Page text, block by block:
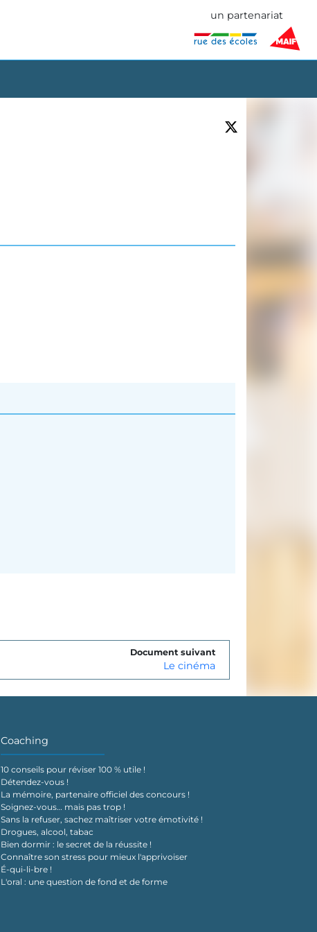
un partenariat
Document suivant
Le cinéma
Coaching
10 conseils pour réviser 100 % utile !
Détendez-vous !
La mémoire, partenaire officiel des concours !
Soignez-vous… mais pas trop !
Sans la refuser, sachez maîtriser votre émotivité !
Drogues, alcool, tabac
Bien dormir : le secret de la réussite !
Connaître son stress pour mieux l'apprivoiser
É-qui-li-bre !
L'oral : une question de fond et de forme